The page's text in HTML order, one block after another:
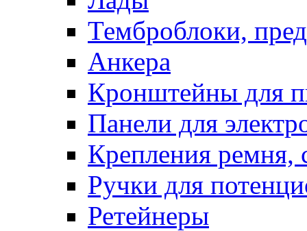
Темброблоки,
Анкера
Кронштейны для
Панели для
Крепления ремня,
Ручки для
Ретейнеры